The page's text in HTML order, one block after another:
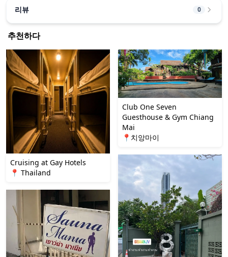
리뷰 0
추천하다
Cruising at Gay Hotels
📍 Thailand
Club One Seven
Guesthouse & Gym Chiang
Mai
📍치앙마이